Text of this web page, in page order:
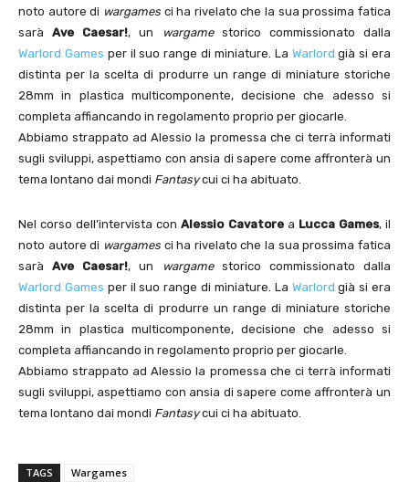
noto autore di wargamesci ha rivelato che la sua prossima fatica
saràAve Caesar!, un wargamestorico commissionato dalla
Warlord Games per il suo range di miniature. La Warlord già si era
distinta per la scelta di produrre un range di miniature storiche
28mm in plastica multicomponente, decisione che adesso si
completa affiancando in regolamento proprio per giocarle.
Abbiamo strappato ad Alessio la promessa che ci terrà informati
sugli sviluppi, aspettiamo con ansia di sapere come affronterà un
tema lontano dai mondi Fantasycui ci ha abituato.
Nel corso dell’intervista conAlessio Cavatore a Lucca Games, il
noto autore di wargamesci ha rivelato che la sua prossima fatica
saràAve Caesar!, un wargamestorico commissionato dalla
Warlord Games per il suo range di miniature. La Warlord già si era
distinta per la scelta di produrre un range di miniature storiche
28mm in plastica multicomponente, decisione che adesso si
completa affiancando in regolamento proprio per giocarle.
Abbiamo strappato ad Alessio la promessa che ci terrà informati
sugli sviluppi, aspettiamo con ansia di sapere come affronterà un
tema lontano dai mondi Fantasycui ci ha abituato.
TAGS Wargames